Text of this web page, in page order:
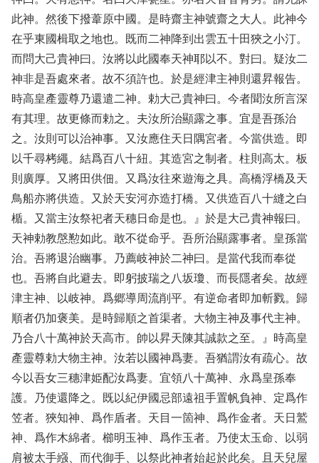
此神。然後下撥葦原中國。是時齋主神號齋之大人。此神今
在乎東國楫取之地也。既而二神降到出雲五十田狹之小汀。
而問大己貴神曰。汝將以此國奉天神耶以不。對曰。疑汝二
神非是吾處來者。故不須許也。於是經津主神則還昇報告。
時高皇產靈尊乃還遣二神。勅大己貴神曰。今者聞汝所言深
有其理。故更條而勅之。夫汝所治顯露之事。宜是吾孫治
之。汝則可以治神事。又汝應住天日隅宮者。今當供造。即
以千尋栲繩。結爲百八十紐。其造宮之制者。柱則高太。板
則廣厚。又將田供佃。又爲汝往來遊海之具。高橋浮橋及天
鳥船亦將供造。又於天安河亦造打橋。又供造百八十縫之白
楯。又當主汝祭祀者天穗日命是也。』於是大己貴神報曰。
天神勅教慇懃如此。敢不從命乎。吾所治顯露事者。皇孫當
治。吾將退治幽事。乃薦岐神於二神曰。是當代我而奉從
也。吾將自此避去。即躬披瑞之八坂瓊、而長隱者矣。故經
津主神、以岐神。爲郷導周流削平。有逆命者即加斬戮。歸
順者仍加褒美。是時歸順之首渠者。大物主神及事代主神。
乃合八十萬神於天高市。帥以昇天陳其誠款之至。』時高皇
產靈尊勅大物主神。汝若以國神爲妻。吾猶謂汝有疏心。故
今以吾女三穗津姫配汝爲妻。宜領八十萬神、永爲皇孫奉
護。乃使還降之。既以紀伊國忌部遠祖手置帆負神、定爲作
笠者。狹知神、爲作盾者。天目一箇神、爲作金者。天日鷲
神、爲作木綿者。櫛明玉神、爲作玉者。乃使太玉命、以弱
肩被太手繦、而代御手、以祭此神者始起於此矣。且天兒屋